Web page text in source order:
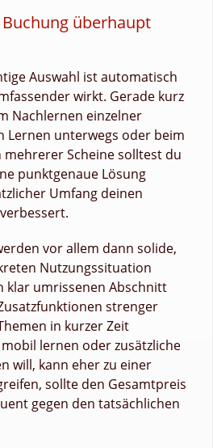
überhaupt
Auswahl ist automatisch
wirkt. Gerade kurz
Nachlernen einzelner
Lernen unterwegs oder beim
Scheine solltest du
punktgenaue Lösung
Umfang deinen
vor allem dann solide,
Nutzungssituation
klar umrissenen Abschnitt
strenger
in kurzer Zeit
lernen oder zusätzliche
will, kann eher zu einer
sollte den Gesamtpreis
gegen den tatsächlichen